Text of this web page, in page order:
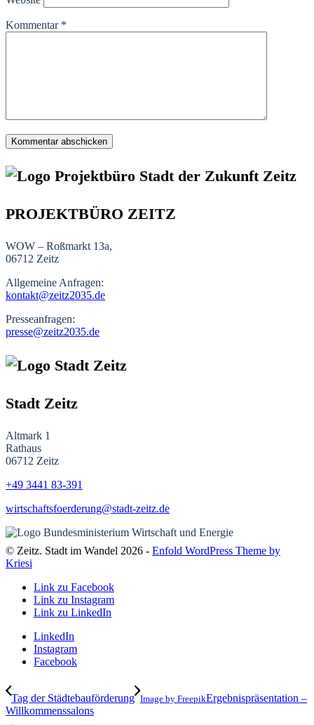
Kommentar *
PROJEKTBÜRO ZEITZ
WOW – Roßmarkt 13a,
06712 Zeitz
Allgemeine Anfragen:
kontakt@zeitz2035.de
Presseanfragen:
presse@zeitz2035.de
Stadt Zeitz
Altmark 1
Rathaus
06712 Zeitz
+49 3441 83-391
wirtschaftsfoerderung@stadt-zeitz.de
© Zeitz. Stadt im Wandel 2026 - Enfold WordPress Theme by
Kriesi
Link zu Facebook
Link zu Instagram
Link zu LinkedIn
LinkedIn
Instagram
Facebook
Tag der Städtebauförderung Image by FreepikErgebnispräsentation –
Willkommenssalons